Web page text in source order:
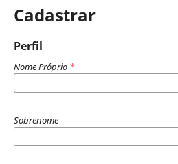
Cadastrar
Perfil
Nome Próprio *
Sobrenome